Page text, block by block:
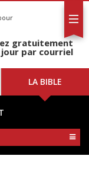
gratuitement
par courriel
LA BIBLE